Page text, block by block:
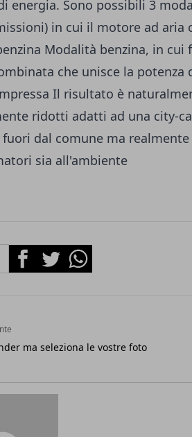
energia. Sono possibili 3
in cui il motore ad
Modalità benzina, in
che unisce la
Il risultato è
ridotti adatti ad una city-
fuori dal comune ma
sia all'ambiente
FacebookTwitterWhatsapp
ma seleziona le vostre foto